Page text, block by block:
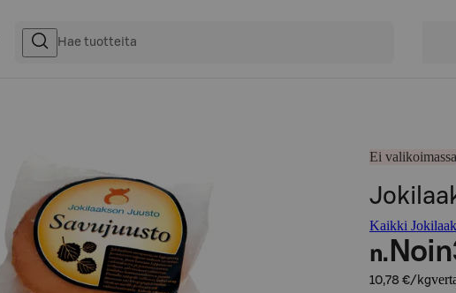
Ei valikoimassa
Kaikki
n. Noin
10,78 €/kg